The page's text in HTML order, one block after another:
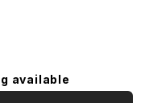
available